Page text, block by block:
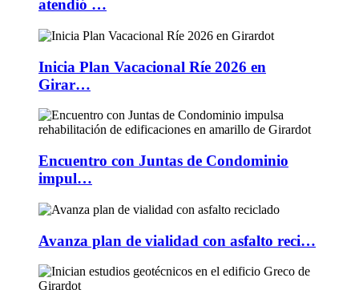
atendió …
Inicia Plan Vacacional Ríe 2026 en
Girar…
Encuentro con Juntas de Condominio
impul…
Avanza plan de vialidad con asfalto reci…